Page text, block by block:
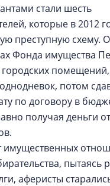
стали шесть
которые в 2012
преступную схему.
Фонда имущества
потом
по договору в
получая деньги от
имущественных
пытаясь
аферисты